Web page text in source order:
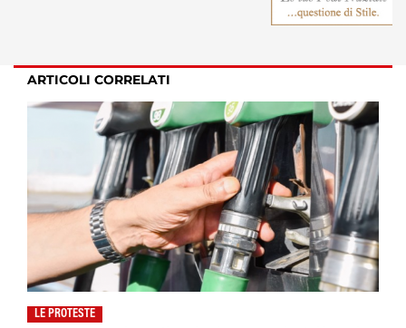
ARTICOLI CORRELATI
LE PROTESTE